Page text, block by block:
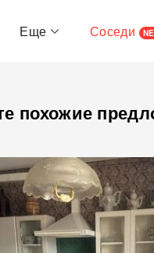
Еще Соседи
похожие